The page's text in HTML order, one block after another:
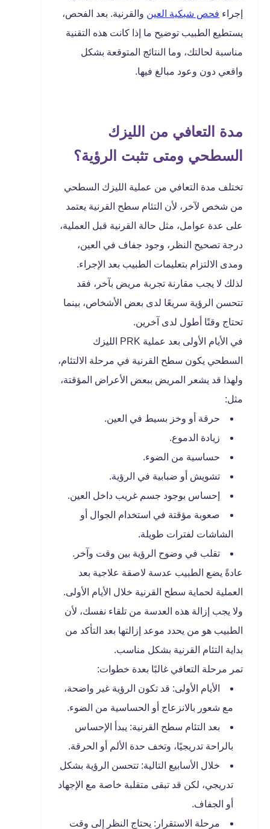
إجراء فحص شبكية العين والقرنية. بعد الفحص،
يستطيع الطبيب توضيح ما إذا كانت هذه التقنية
مناسبة لحالتك، وما النتائج المتوقعة بشكل
واقعي دون وعود مبالغ فيها.
مدة التعافي من الليزك
السطحي ومتى تثبت الرؤية؟
تختلف مدة التعافي من عملية الليزك السطحي
من شخص لآخر، لأن التئام سطح القرنية يعتمد
على عدة عوامل، مثل حالة القرنية قبل العملية،
درجة تصحيح النظر، وجود جفاف في العين،
ومدى الالتزام بتعليمات الطبيب بعد الإجراء.
لذلك لا يجب مقارنة تجربة مريض بآخر، فقد
تتحسن الرؤية سريعًا لدى بعض الأشخاص، بينما
تحتاج وقتًا أطول لدى آخرين.
في الأيام الأولى بعد عملية PRK الليزك
السطحي يكون سطح القرنية في مرحلة الالتئام،
ولهذا قد يشعر المريض ببعض الأعراض المؤقتة،
مثل:
حرقة أو وخز بسيط في العين.
زيادة الدموع.
حساسية من الضوء.
تشويش أو ضبابية في الرؤية.
إحساس بوجود جسم غريب داخل العين.
صعوبة مؤقتة في استخدام الجوال أو
الشاشات لفترات طويلة.
تقلب في وضوح الرؤية بين وقت وآخر.
عادةً يضع الطبيب عدسة لاصقة علاجية بعد
العملية لحماية سطح القرنية خلال الأيام الأولى.
ولا يجب إزالة هذه العدسة من تلقاء نفسك، لأن
الطبيب هو من يحدد موعد إزالتها بعد التأكد من
بداية التئام القرنية بشكل مناسب.
تمر مرحلة التعافي غالبًا بعدة خطوات:
الأيام الأولى: قد تكون الرؤية غير واضحة،
مع شعور بالانزعاج أو الحساسية من الضوء.
بعد التئام سطح القرنية: يبدأ الإحساس
بالراحة تدريجيًا، وتخف حدة الألم أو الحرقة.
خلال الأسابيع التالية: تتحسن الرؤية بشكل
تدريجي، لكن قد تبقى متقلبة خاصة مع الإجهاد
أو الجفاف.
مرحلة الاستقرار: يحتاج النظر إلى وقت